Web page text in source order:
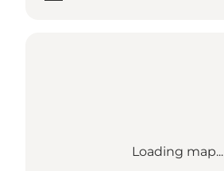
Loading map...